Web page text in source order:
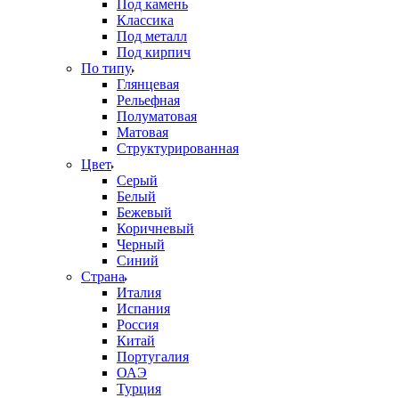
Под камень
Классика
Под металл
Под кирпич
По типу
Глянцевая
Рельефная
Полуматовая
Матовая
Структурированная
Цвет
Серый
Белый
Бежевый
Коричневый
Черный
Синий
Страна
Италия
Испания
Россия
Китай
Португалия
ОАЭ
Турция